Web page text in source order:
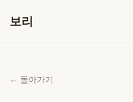
보리
← 돌아가기